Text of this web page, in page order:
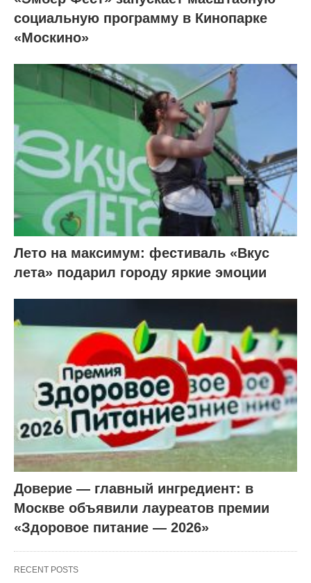
социальную программу в Кинопарке
«Москино»
Лето на максимум: фестиваль «Вкус
лета» подарил городу яркие эмоции
Доверие — главный ингредиент: в
Москве объявили лауреатов премии
«Здоровое питание — 2026»
RECENT POSTS